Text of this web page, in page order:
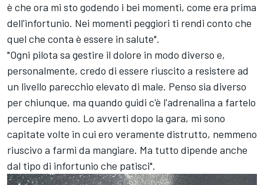
è che ora mi sto godendo i bei momenti, come era prima
dell'infortunio. Nei momenti peggiori ti rendi conto che
quel che conta è essere in salute".
"Ogni pilota sa gestire il dolore in modo diverso e,
personalmente, credo di essere riuscito a resistere ad
un livello parecchio elevato di male. Penso sia diverso
per chiunque, ma quando guidi c'è l'adrenalina a fartelo
percepire meno. Lo avverti dopo la gara, mi sono
capitate volte in cui ero veramente distrutto, nemmeno
riuscivo a farmi da mangiare. Ma tutto dipende anche
dal tipo di infortunio che patisci".